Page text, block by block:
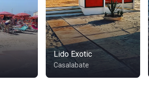
Lido Exotic
Casalabate